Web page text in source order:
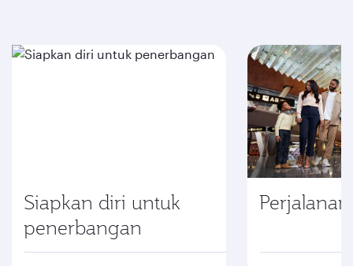
Siapkan diri untuk
penerbangan